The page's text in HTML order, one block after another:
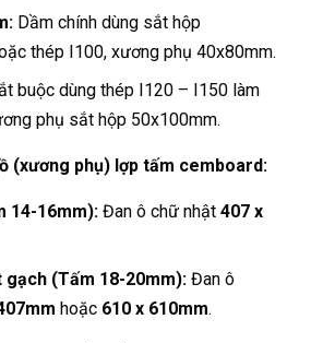
Dầm chính dùng sắt hộp
thép I100, xương phụ 40x80mm.
buộc dùng thép I120 – I150 làm
phụ sắt hộp 50x100mm.
(xương phụ) lợp tấm cemboard:
14-16mm): Đan ô chữ nhật 407 x
(Tấm 18-20mm): Đan ô
hoặc 610 x 610mm.